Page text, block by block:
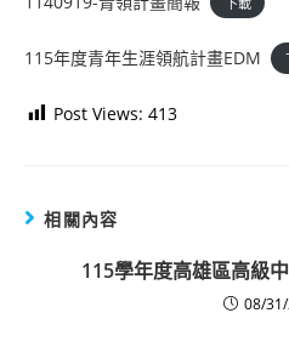
115年度青年生涯領航計畫EDM
Post Views: 413
相關內容
115學年度高雄區高級
08/